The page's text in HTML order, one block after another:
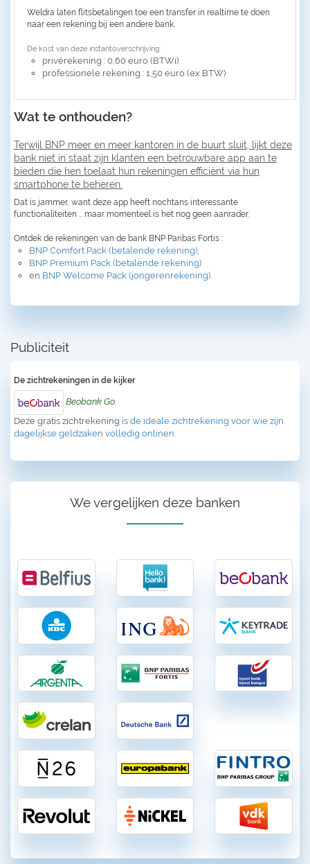
Weldra laten flitsbetalingen toe een transfer in realtime te doen
naar een rekening bij een andere bank.
De kost van deze instantoverschrijving :
privérekening : 0,60 euro (BTWi)
professionele rekening : 1,50 euro (ex BTW)
Wat te onthouden?
Terwijl BNP meer en meer kantoren in de buurt sluit, lijkt deze
bank niet in staat zijn klanten een betrouwbare app aan te
bieden die hen toelaat hun rekeningen efficiënt via hun
smartphone te beheren.
Dat is jammer, want deze app heeft nochtans interessante
functionaliteiten … maar momenteel is het nog geen aanrader.
Ontdek de rekeningen van de bank BNP Paribas Fortis :
BNP Comfort Pack (betalende rekening),
BNP Premium Pack (betalende rekening)
en BNP Welcome Pack (jongerenrekening).
Publiciteit
De zichtrekeningen in de kijker
Beobank Go.
Deze gratis zichtrekening is de ideale zichtrekening voor wie zijn
dagelijkse geldzaken volledig onlinen.
We vergelijken deze banken